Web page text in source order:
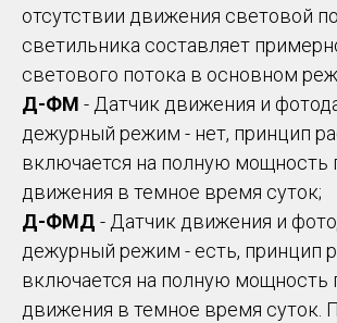
отсутствии движения световой
светильника составляет
светового потока в основном
Д-ФМ - Датчик движения и
дежурный режим - нет, принцип
включается на полную мощность
движения в темное время суток;
Д-ФМД - Датчик движения и
дежурный режим - есть, принцип
включается на полную мощность
движения в темное время суток.